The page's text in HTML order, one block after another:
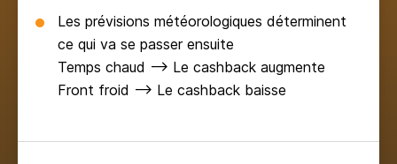
Les prévisions météorologiques déterminent
ce qui va se passer ensuite
Temps chaud ⟶ Le cashback augmente
Front froid ⟶ Le cashback baisse